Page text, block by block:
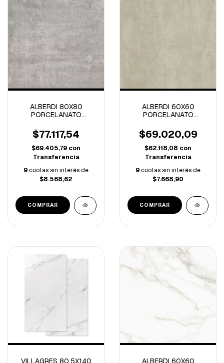
ALBERDI 80X80
PORCELANATO
RECTIFICADO 1º
-2.56M/C
$77.117,54
$69.405,79 con
Transferencia
9cuotas sin interés de
$8.568,62
ALBERDI 60X60
PORCELANATO
RECTIFICADO 1º -2.88
M/C-
$69.020,09
$62.118,08 con
Transferencia
9cuotas sin interés de
$7.668,90
VILLAGRES 80.5X140
ALBERDI 60X60